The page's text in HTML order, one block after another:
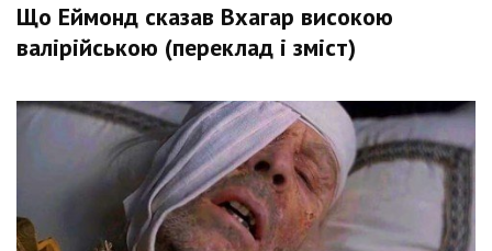
Що Еймонд сказав Вхагар високою
валірійською (переклад і зміст)